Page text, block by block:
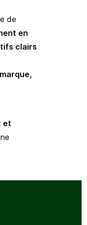
de
en
clairs
et